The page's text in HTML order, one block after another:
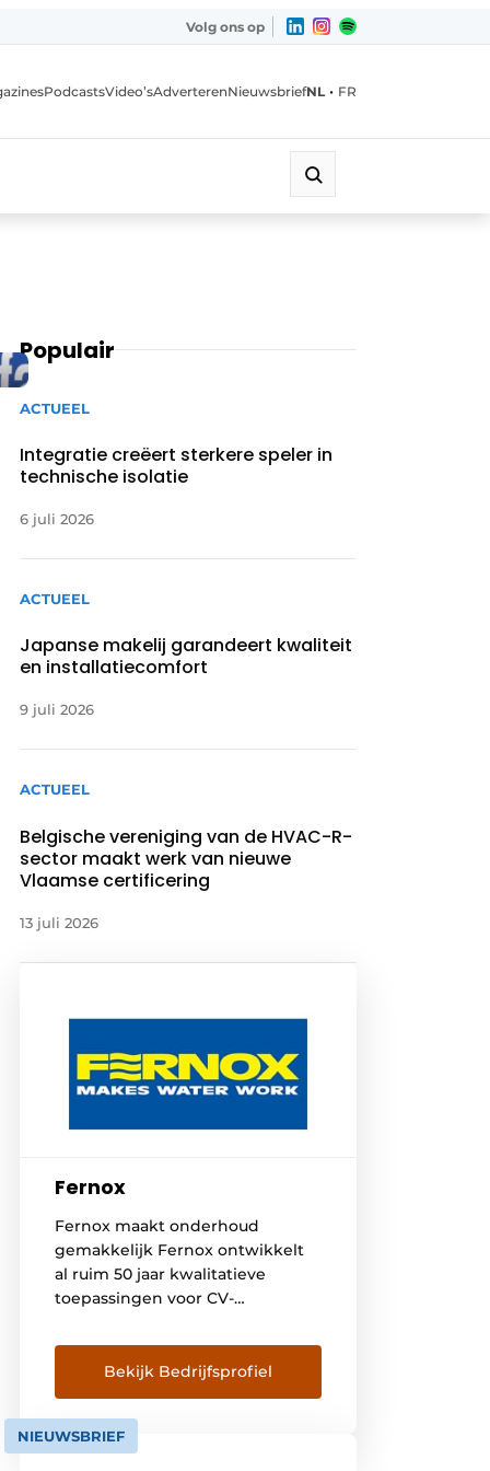
Volg ons op
PodcastsVideo’sAdverterenNieuwsbriefNL • FR
Populair
ACTUEEL
Integratie creëert sterkere speler in
technische isolatie
6 juli 2026
ACTUEEL
Japanse makelij garandeert kwaliteit
en installatiecomfort
9 juli 2026
ACTUEEL
Belgische vereniging van de HVAC-R-
sector maakt werk van nieuwe
Vlaamse certificering
13 juli 2026
Fernox
Fernox maakt onderhoud
gemakkelijk Fernox ontwikkelt
al ruim 50 jaar kwalitatieve
toepassingen voor CV-
Oorspronkelijk werd Fernox
opgericht in UK; en omdat CV-
waterbehandeling er wettelijk
verplicht is hebben wij
jarenlange ervaring in CV-
Bekijk Bedrijfsprofiel
NIEUWSBRIEF